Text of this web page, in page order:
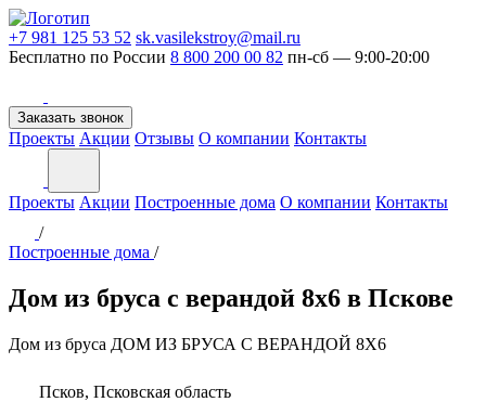
+7 981 125 53 52 sk.vasilekstroy@mail.ru
Бесплатно по России 8 800 200 00 82 пн-сб — 9:00-20:00
Заказать звонок
Проекты Акции Отзывы О компании Контакты
Проекты Акции Построенные дома О компании Контакты
/
Построенные дома /
Дом из бруса с верандой 8х6 в Пскове
Дом из бруса ДОМ ИЗ БРУСА С ВЕРАНДОЙ 8Х6
Псков, Псковская область